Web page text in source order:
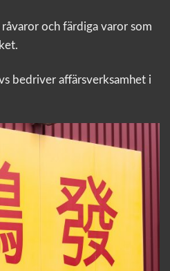
och färdiga varor som
bedriver affärsverksamhet i